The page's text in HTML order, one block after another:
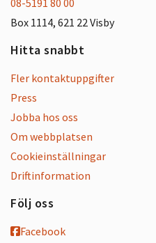
08-5191 80 00
Box 1114, 621 22 Visby
Hitta snabbt
Fler kontaktuppgifter
Press
Jobba hos oss
Om webbplatsen
Cookieinställningar
Driftinformation
Följ oss
Facebook